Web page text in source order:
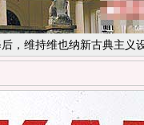
，维持维也纳新古典主义